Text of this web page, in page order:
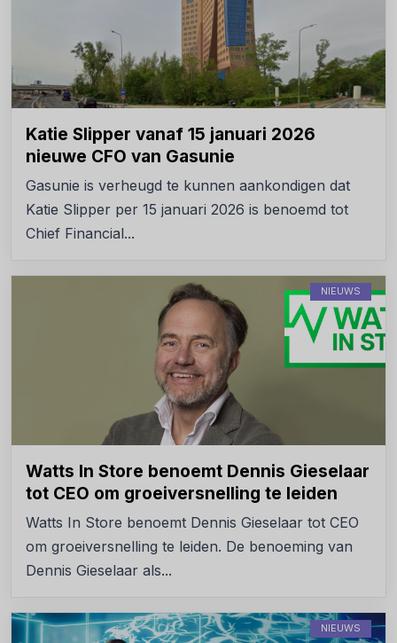
Katie Slipper vanaf 15 januari 2026
nieuwe CFO van Gasunie
Gasunie is verheugd te kunnen aankondigen dat
Katie Slipper per 15 januari 2026 is benoemd tot
Chief Financial...
NIEUWS
Watts In Store benoemt Dennis Gieselaar
tot CEO om groeiversnelling te leiden
Watts In Store benoemt Dennis Gieselaar tot CEO
om groeiversnelling te leiden. De benoeming van
Dennis Gieselaar als...
NIEUWS